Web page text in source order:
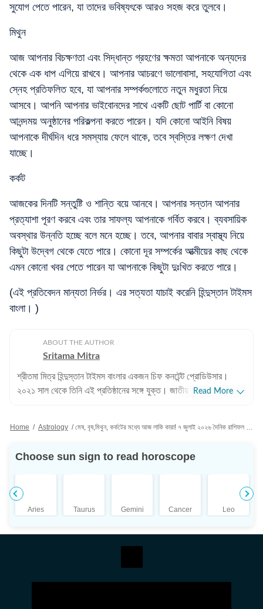
সুযোগ পেতে পারেন, যা তাদের ভবিষ্যৎকে আরও সহজ করে তুলবে।
মিথুন
আজ আপনার বিচক্ষণতা এবং সিদ্ধান্ত গ্রহণের ক্ষমতা আপনাকে অন্যদের
থেকে এক ধাপ এগিয়ে রাখবে। আপনার আচরণে ভালোবাসা, সহযোগিতা এবং
স্নেহ প্রতিফলিত হবে, যা আপনার সম্পর্কগুলোতে নতুন মধুরতা নিয়ে
আসবে। আপনি আপনার ভাইবোনদের সাথে একটি ছোট পার্টি বা কোনো
আনন্দময় অনুষ্ঠানের পরিকল্পনা করতে পারেন। যদি কোনো আইনি বিষয়
আপনাকে দীর্ঘদিন ধরে সমস্যায় ফেলে থাকে, তবে স্বস্তির লক্ষণ দেখা
যাচ্ছে।
কর্কট
আজকের দিনটি সন্তুষ্টি ও শান্তি বয়ে আনবে। আপনার সন্তান আপনার
প্রত্যাশা পূরণ করবে এবং তার সাফল্য আপনাকে গর্বিত করবে। ব্যবসায়িক
অবস্থার উন্নতি হচ্ছে বলে মনে হচ্ছে। তবে, আপনার বাবার স্বাস্থ্য নিয়ে
কিছুটা উদ্বেগ থেকে যেতে পারে। কোনো দূর সম্পর্কের আত্মীয়ের কাছ থেকে
এমন কোনো খবর পেতে পারেন যা আপনাকে কিছুটা দুঃখিত করতে পারে।
(এই প্রতিবেদন মান্যতা নির্ভর। এর সত্যতা যাচাই করেনি হিন্দুস্তান টাইমস
বাংলা। )
ABOUT THE AUTHOR
Sritama Mitra
শ্রীতমা মিত্র হিন্দুস্তান টাইমস বাংলার একজন চিফ কনটেন্ট প্রোডিউসার।
২০২১ সাল থেকে তিনি এই প্রতিষ্ঠানের সঙ্গে যুক্ত। জাতীয় এবং আন্তর্জাতিক
আগ্রহ রয়েছে। পেশাদার জীবন: পেশাদার জীবনের শুরুতে শ্রীতমা আকাশবাণী,
নিউজ বাংলায় কপি এডিটর হিসেবে যোগদান করেন। পরবর্তীতে ওয়ানইন্ডিয়া-সহ
শিক্ষাগত যোগ্যতা: শ্রীতমা মিত্র ইংরেজিতে স্নাতক (বি.এ.) এবং বিশ্বভারতী
বিশ্ববিদ্যালয়, শান্তিনিকেতন থেকে সাংবাদিকতা ও গণযোগাযোগে
স্নাতকোত্তর (এম.এ.) ডিগ্রি অর্জন করেন। ব্যক্তিগত পছন্দ ও নেশা:
নেশা। ছুটির দুপুরগুলো তাঁর কাটে গল্পের বই নিয়ে। একটু লম্বা ছুটি পেলে তিনি
Read More
Home / Astrology / মেষ, বৃষ,মিথুন, কর্কটের মধ্যে আজ লাকি কারা! ৭ জুলাই ২০২৬ দৈনিক রাশিফল রইল
Choose sun sign to read horoscope
Aries Taurus Gemini Cancer Leo